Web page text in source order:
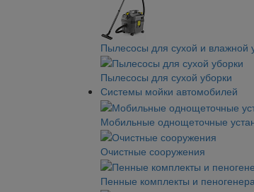
Пылесосы для сухой и влажной
Пылесосы для сухой уборки
Системы мойки автомобилей
Мобильные однощеточные
Очистные сооружения
Пенные комплекты и